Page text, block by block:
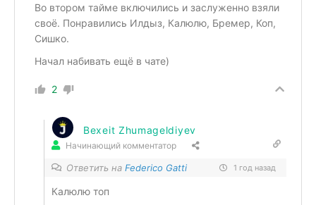
Во втором тайме включились и заслуженно взяли
своё. Понравились Илдыз, Калюлю, Бремер, Коп,
Сишко.
Начал набивать ещё в чате)
2
Bexeit Zhumageldiyev
Начинающий комментатор
Ответить на Federico Gatti 1 год назад
Калюлю топ